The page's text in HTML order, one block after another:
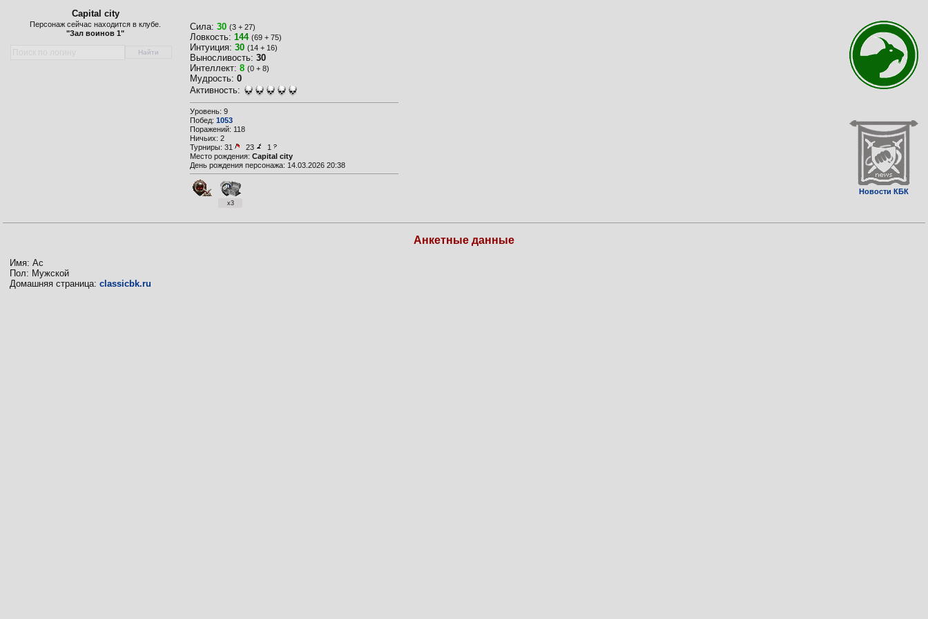
Capital city
Персонаж сейчас находится в клубе.
"Зал воинов 1"
Сила: 30 (3 + 27)
Ловкость: 144 (69 + 75)
Интуиция: 30 (14 + 16)
Выносливость: 30
Интеллект: 8 (0 + 8)
Мудрость: 0
Активность:
Уровень: 9
Побед: 1053
Поражений: 118
Ничьих: 2
Турниры: 31 23
1
Место рождения: Capital city
День рождения персонажа: 14.03.2026 20:38
x3
Новости КБК
Анкетные данные
Имя: Ас
Пол: Мужской
Домашняя страница: classicbk.ru